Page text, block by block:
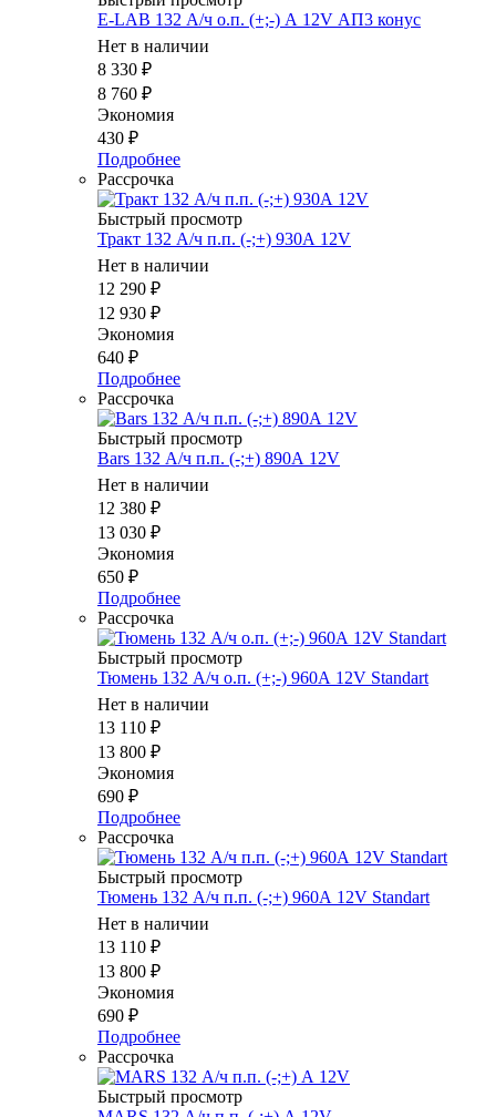
E-LAB 132 А/ч о.п. (+;-) А 12V АП3 конус
Нет в наличии
8 330 ₽
8 760 ₽
Экономия
430 ₽
Подробнее
Рассрочка
Быстрый просмотр
Тракт 132 А/ч п.п. (-;+) 930А 12V
Нет в наличии
12 290 ₽
12 930 ₽
Экономия
640 ₽
Подробнее
Рассрочка
Быстрый просмотр
Bars 132 А/ч п.п. (-;+) 890А 12V
Нет в наличии
12 380 ₽
13 030 ₽
Экономия
650 ₽
Подробнее
Рассрочка
Быстрый просмотр
Тюмень 132 А/ч о.п. (+;-) 960А 12V Standart
Нет в наличии
13 110 ₽
13 800 ₽
Экономия
690 ₽
Подробнее
Рассрочка
Быстрый просмотр
Тюмень 132 А/ч п.п. (-;+) 960А 12V Standart
Нет в наличии
13 110 ₽
13 800 ₽
Экономия
690 ₽
Подробнее
Рассрочка
Быстрый просмотр